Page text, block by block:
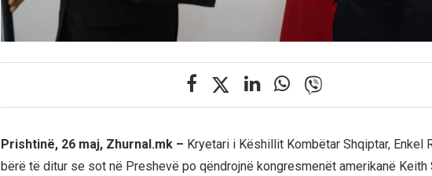
Prishtinë, 26 maj, Zhurnal.mk – Kryetari i Këshillit Kombëtar Shqiptar, Enkel
bërë të ditur se sot në Preshevë po qëndrojnë kongresmenët amerikanë Keith